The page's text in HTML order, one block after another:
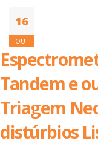
16
OUT
Tandem e
Triagem
distúrbios